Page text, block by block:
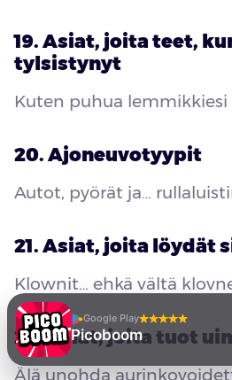
19. Asiat, joita teet,
tylsistynyt
Kuten puhua lemmikkiesi
20. Ajoneuvotyypit
Autot, pyörät ja…
21. Asiat, joita löydät
Klownit… ehkä vältä
22. Asiat, joita tuot
Älä unohda
Google Play
Picoboom